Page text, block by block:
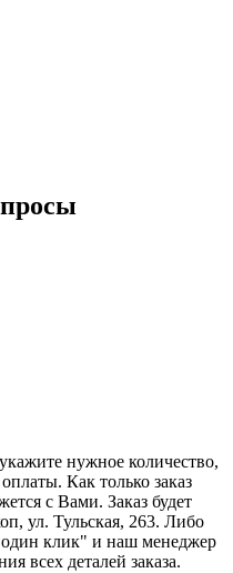
нужное количество,
Как только заказ
с Вами. Заказ будет
ул. Тульская, 263. Либо
клик" и наш менеджер
всех деталей заказа.